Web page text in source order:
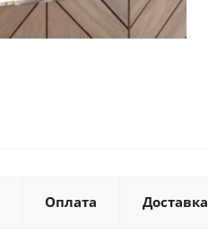
Оплата Доставка